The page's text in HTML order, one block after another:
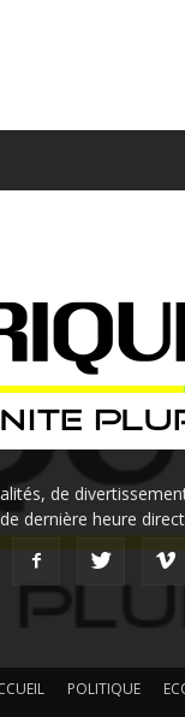
de
dernière heure
POLITIQUE